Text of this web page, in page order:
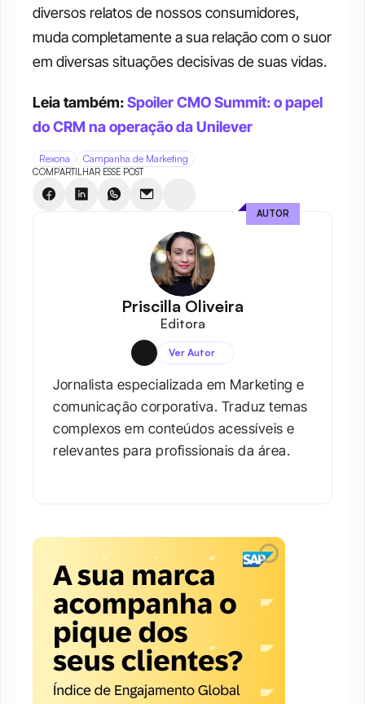
diversos relatos de nossos consumidores,
muda completamente a sua relação com o suor
em diversas situações decisivas de suas vidas.
Leia também: Spoiler CMO Summit: o papel
do CRM na operação da Unilever
Rexona Campanha de Marketing
COMPARTILHAR ESSE POST
Priscilla Oliveira
Editora
Ver Autor
Jornalista especializada em Marketing e
comunicação corporativa. Traduz temas
complexos em conteúdos acessíveis e
relevantes para profissionais da área.​
AUTOR